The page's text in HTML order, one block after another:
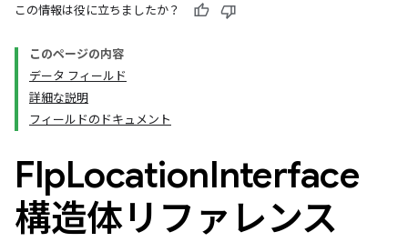
この情報は役に立ちましたか？
このページの内容
データ フィールド
詳細な説明
フィールドのドキュメント
FlpLocationInterface
構造体リファレンス